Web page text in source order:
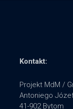
Kontakt:
Projekt MdM /
Antoniego
41-902 Bytom